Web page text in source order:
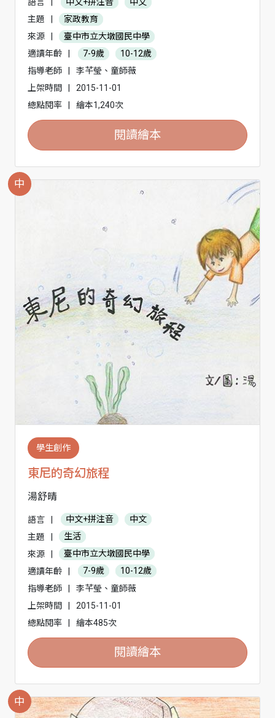
語言 中文+拼注音
中文
主題
家政教育
來源
臺中市立大墩國民中學
適讀年齡
7-9歲
10-12歲
指導老師
李芊瑩、童師薇
上架時間
2015-11-01
總點閱率
繪本1,240次
閱讀繪本
中
學生創作
東尼的奇幻旅程
湯舒晴
語言 | 中文+拼注音
中文
主題
|
生活
來源
|
臺中市立大墩國民中學
適讀年齡
| 7-9歲
10-12歲
指導老師
|
李芊瑩、童師薇
上架時間
|
2015-11-01
總點閱率
| 繪本485次
閱讀繪本
中